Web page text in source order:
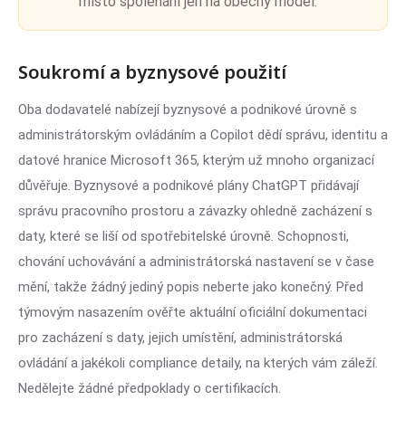
Soukromí a byznysové použití
Oba dodavatelé nabízejí byznysové a podnikové úrovně s
administrátorským ovládáním a Copilot dědí správu, identitu a
datové hranice Microsoft 365, kterým už mnoho organizací
důvěřuje. Byznysové a podnikové plány ChatGPT přidávají
správu pracovního prostoru a závazky ohledně zacházení s
daty, které se liší od spotřebitelské úrovně. Schopnosti,
chování uchovávání a administrátorská nastavení se v čase
mění, takže žádný jediný popis neberte jako konečný. Před
týmovým nasazením ověřte aktuální oficiální dokumentaci
pro zacházení s daty, jejich umístění, administrátorská
ovládání a jakékoli compliance detaily, na kterých vám záleží.
Nedělejte žádné předpoklady o certifikacích.